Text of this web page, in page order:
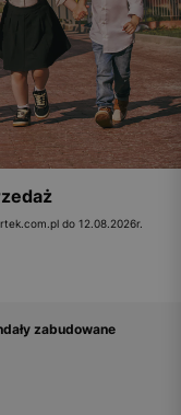
do 12.08.2026r.
zabudowane